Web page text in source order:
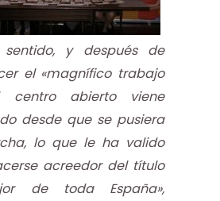
y después de
el «magnífico trabajo
centro abierto viene
desde que se pusiera
lo que le ha valido
acreedor del título
de toda España»,